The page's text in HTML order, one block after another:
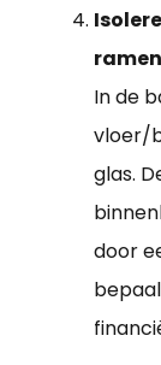
In de
vloer/
glas.
door